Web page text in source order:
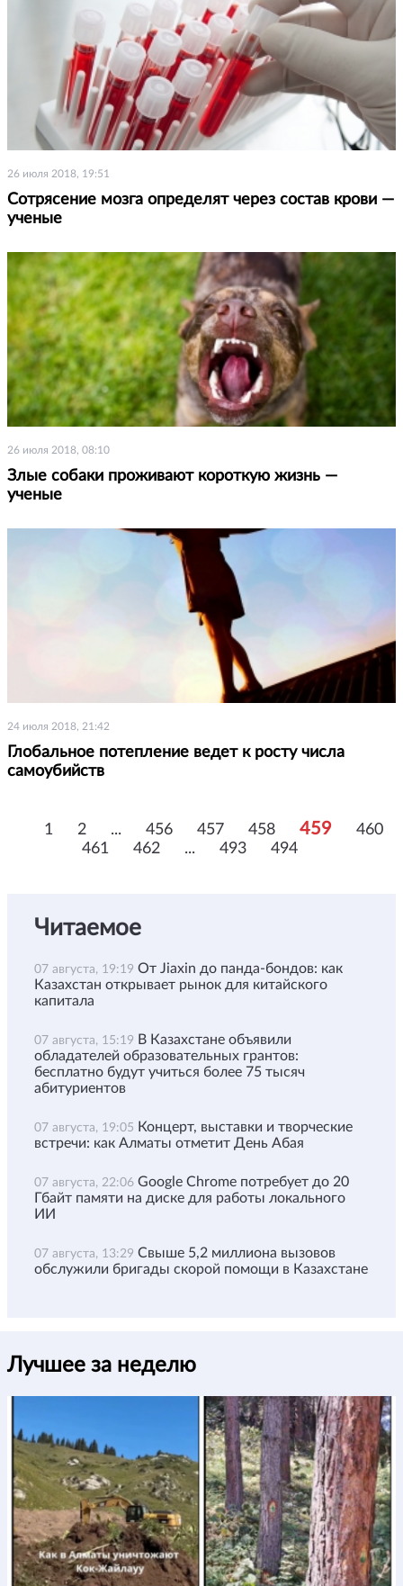
26 июля 2018, 19:51
Сотрясение мозга определят через состав крови —
ученые
26 июля 2018, 08:10
Злые собаки проживают короткую жизнь —
ученые
24 июля 2018, 21:42
Глобальное потепление ведет к росту числа
самоубийств
1 2 ... 456 457 458 459
460
461
462 ... 493 494
Читаемое
07 августа, 19:19 От Jiaxin до панда-бондов: как
Казахстан открывает рынок для китайского
капитала
07 августа, 15:19 В Казахстане объявили
обладателей образовательных грантов:
бесплатно будут учиться более 75 тысяч
абитуриентов
07 августа, 19:05 Концерт, выставки и творческие
встречи: как Алматы отметит День Абая
07 августа, 22:06 Google Chrome потребует до 20
Гбайт памяти на диске для работы локального
ИИ
07 августа, 13:29 Свыше 5,2 миллиона вызовов
обслужили бригады скорой помощи в Казахстане
Лучшее за неделю